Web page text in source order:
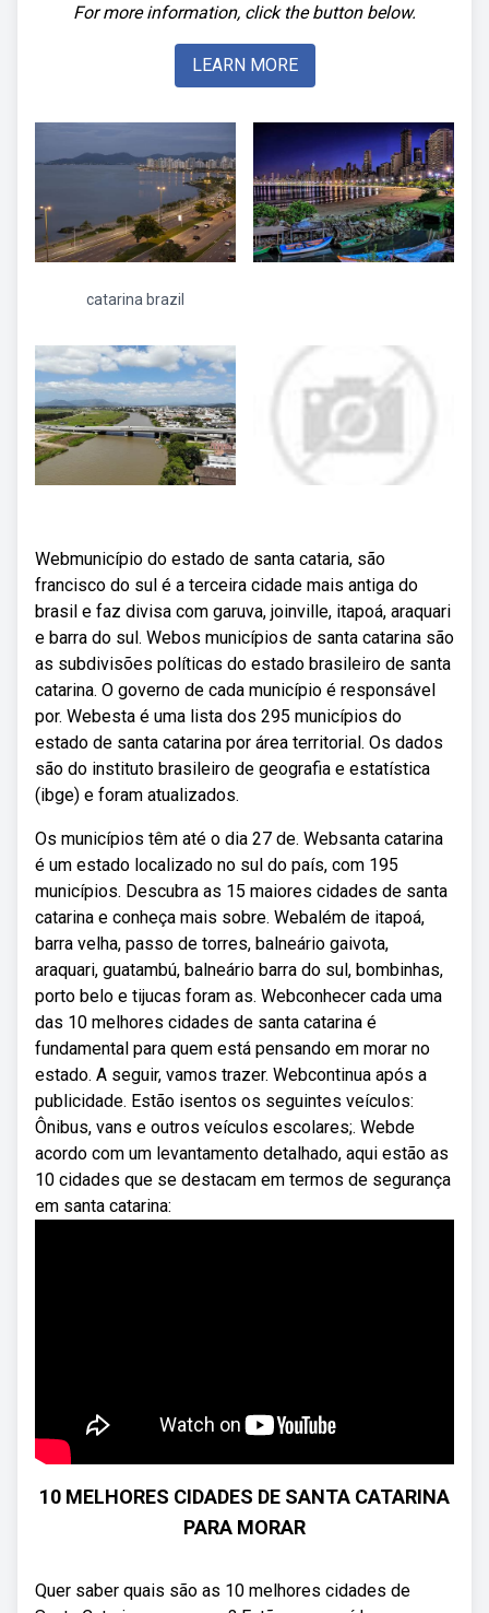
For more information, click the button below.
LEARN MORE
catarina brazil
Webmunicípio do estado de santa cataria, são
francisco do sul é a terceira cidade mais antiga do
brasil e faz divisa com garuva, joinville, itapoá, araquari
e barra do sul. Webos municípios de santa catarina são
as subdivisões políticas do estado brasileiro de santa
catarina. O governo de cada município é responsável
por. Webesta é uma lista dos 295 municípios do
estado de santa catarina por área territorial. Os dados
são do instituto brasileiro de geografia e estatística
(ibge) e foram atualizados.
Os municípios têm até o dia 27 de. Websanta catarina
é um estado localizado no sul do país, com 195
municípios. Descubra as 15 maiores cidades de santa
catarina e conheça mais sobre. Webalém de itapoá,
barra velha, passo de torres, balneário gaivota,
araquari, guatambú, balneário barra do sul, bombinhas,
porto belo e tijucas foram as. Webconhecer cada uma
das 10 melhores cidades de santa catarina é
fundamental para quem está pensando em morar no
estado. A seguir, vamos trazer. Webcontinua após a
publicidade. Estão isentos os seguintes veículos:
Ônibus, vans e outros veículos escolares;. Webde
acordo com um levantamento detalhado, aqui estão as
10 cidades que se destacam em termos de segurança
em santa catarina:
10 MELHORES CIDADES DE SANTA CATARINA
PARA MORAR
Quer saber quais são as 10 melhores cidades de